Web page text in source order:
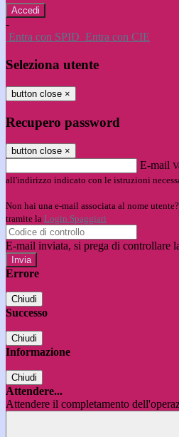
-
Entra con SPID Entra con CIE
Seleziona utente
button close ×
Recupero password
button close ×
E-mail
all'indirizzo indicato con le istruzioni
Non hai una e-mail associata al nome
tramite la Login Spaggiari
E-mail inviata, si prega di controllare
Errore
Chiudi
Successo
Chiudi
Informazione
Chiudi
Attendere...
Attendere il completamento